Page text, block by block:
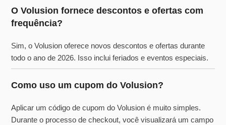
O Volusion fornece descontos e ofertas com
frequência?
Sim, o Volusion oferece novos descontos e ofertas durante
todo o ano de 2026. Isso inclui feriados e eventos especiais.
Como uso um cupom do Volusion?
Aplicar um código de cupom do Volusion é muito simples.
Durante o processo de checkout, você visualizará um campo